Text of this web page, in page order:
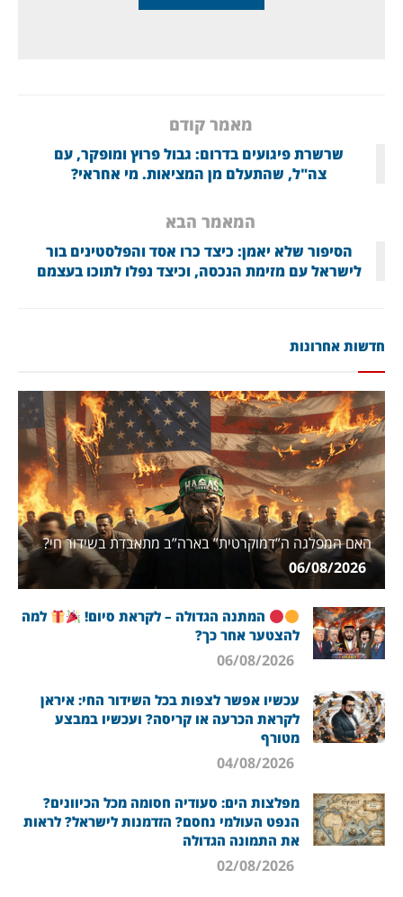
מאמר קודם
שרשרת פיגועים בדרום: גבול פרוץ ומופקר, עם
צה"ל, שהתעלם מן המציאות. מי אחראי?
המאמר הבא
הסיפור שלא יאמן: כיצד כרו אסד והפלסטינים בור
לישראל עם מזימת הנכסה, וכיצד נפלו לתוכו בעצמם
חדשות אחרונות
האם המפלגה ה”דמוקרטית” בארה”ב מתאבדת בשידור חי?
06/08/2026
המתנה הגדולה – לקראת סיום!
למה
להצטער אחר כך?
עכשיו אפשר לצפות בכל השידור החי: איראן
לקראת הכרעה או קריסה? ועכשיו במבצע
מטורף
מפלצות הים: סעודיה חסומה מכל הכיוונים?
הנפט העולמי נחסם? הזדמנות לישראל? לראות
את התמונה הגדולה